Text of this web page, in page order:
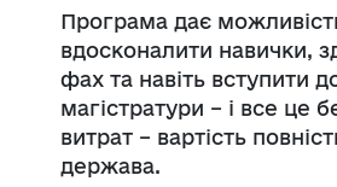
Програма дає
вдосконалити навички,
фах та навіть вступити
магістратури – і все це
витрат – вартість
держава.